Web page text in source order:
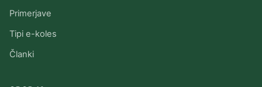
Primerjave
Tipi e-koles
Članki